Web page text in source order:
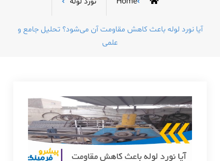
آیا نورد لوله باعث کاهش مقاومت آن می‌شود؟ تحلیل جامع و
علمی